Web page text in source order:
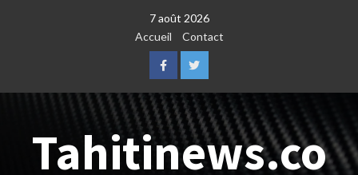
7 août 2026
Accueil
Contact
FacebookTwitter
Tahitinews.co